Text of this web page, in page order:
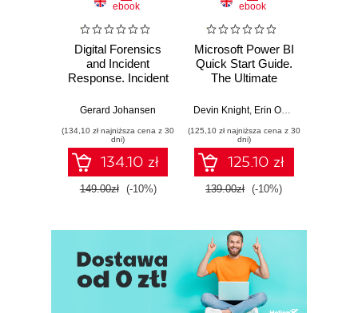
ebook
Digital Forensics
and Incident
Response. Incident
and techniques for
threat response -
Fourth Edition
Gerard Johansen
(134,10 zł najniższa cena z 30
dni)
134.10 zł
149.00zł (-10%)
ebook
Microsoft Power BI
Quick Start Guide.
The Ultimate
to Power BI, Data
Tools, and
Microsoft Fabric -
Fourth Edition
Devin Knight, Erin Ostrowsky
(125,10 zł najniższa cena z 30
dni)
125.10 zł
139.00zł (-10%)